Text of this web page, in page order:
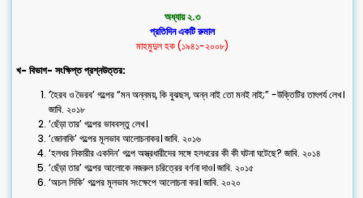
অধ্যায় ২.৩
প্রতিদিন একটি রুমাল
মাহমুদুল হক (১৯৪১-২০০৮)
খ- বিভাগ- সংক্ষিপ্ত প্রশ্নউত্তর:
‘হৈরব ও ভৈরব’ গল্পের “মন অন্নময়, কি বুঝছস, অন্ন নাই তো মনই নাই;” -উক্তিটির তাৎপর্য লেখ।
জাবি. ২০১৮
‘ছেঁড়া তার’ গল্পের ভাববস্তু লেখ।
‘জোনাকি’ গল্পের মূলভাব আলোচনাকর। জাবি. ২০১৬
‘হলধর নিকারীর একদিন’ গল্পে অস্ত্রধারীদের সঙ্গে হলধরের কী কী ঘটনা ঘটেছে? জাবি. ২০১৪
‘ছেঁড়া তার’ গল্পের আলোকে নজরুল চরিত্রের বর্ণনা দাও। জাবি. ২০১৫
‘অচল সিকি’ গল্পের মূলভাব সংক্ষেপে আলোচনা কর। জাবি. ২০২০